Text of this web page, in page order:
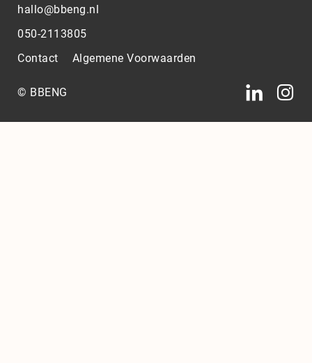
© BBENG
hallo@bbeng.nl
050-2113805
Contact
Algemene Voorwaarden